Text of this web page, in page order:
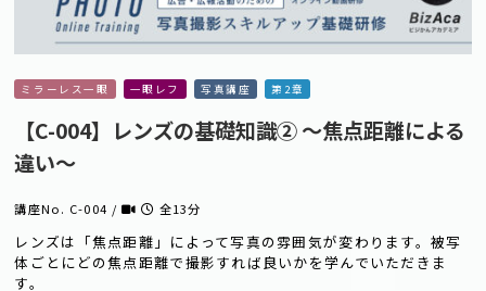
ミラーレス一眼 一眼レフ 写真講座 第2章
【C-004】レンズの基礎知識② 〜焦点距離による
違い〜
講座No. C-004 / 全13分
レンズは「焦点距離」によって写真の雰囲気が変わります。被写
体ごとにどの焦点距離で撮影すれば良いかを学んでいただきま
す。